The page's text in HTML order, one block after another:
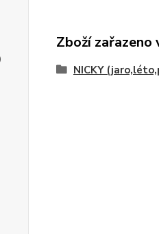
Zboží zařazeno
NICKY